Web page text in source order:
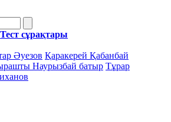
Тест сұрақтары
Әуезов Қаракерей Қабанбай
Наурызбай батыр Тұрар